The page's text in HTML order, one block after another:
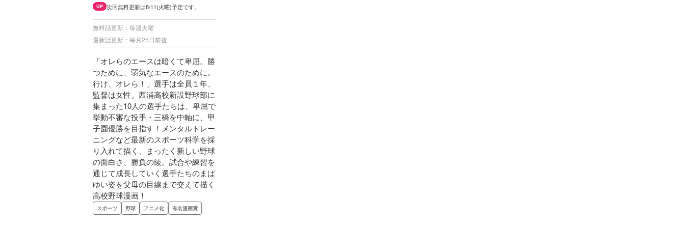
UP 次回無料更新は8/11(火曜)予定です。
無料話更新：毎週火曜
最新話更新：毎月25日前後
「オレらのエースは暗くて卑屈。勝
つために、弱気なエースのために。
行け、オレら！」選手は全員１年、
監督は女性。西浦高校新設野球部に
集まった10人の選手たちは、卑屈で
挙動不審な投手・三橋を中軸に、甲
子園優勝を目指す！メンタルトレー
ニングなど最新のスポーツ科学を採
り入れて描く、まったく新しい野球
の面白さ、勝負の綾。試合や練習を
通じて成長していく選手たちのまば
ゆい姿を父母の目線まで交えて描く
高校野球漫画！
スポーツ 野球 アニメ化 有名漫画賞